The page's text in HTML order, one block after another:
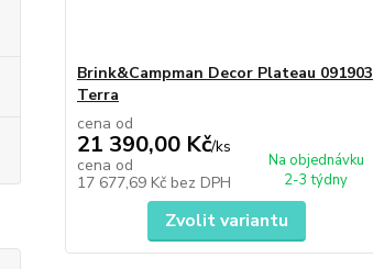
Brink&Campman Decor Plateau 091903
Terra
cena od
21 390,00 Kč/ks
cena od
17 677,69 Kč bez DPH
Na objednávku
2-3 týdny
Zvolit variantu